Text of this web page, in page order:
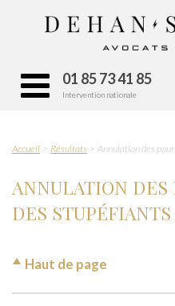
01 85 73 41 85
Intervention nationale
Accueil Résultats Annulation des
ANNULATION DES
DES
Haut de page